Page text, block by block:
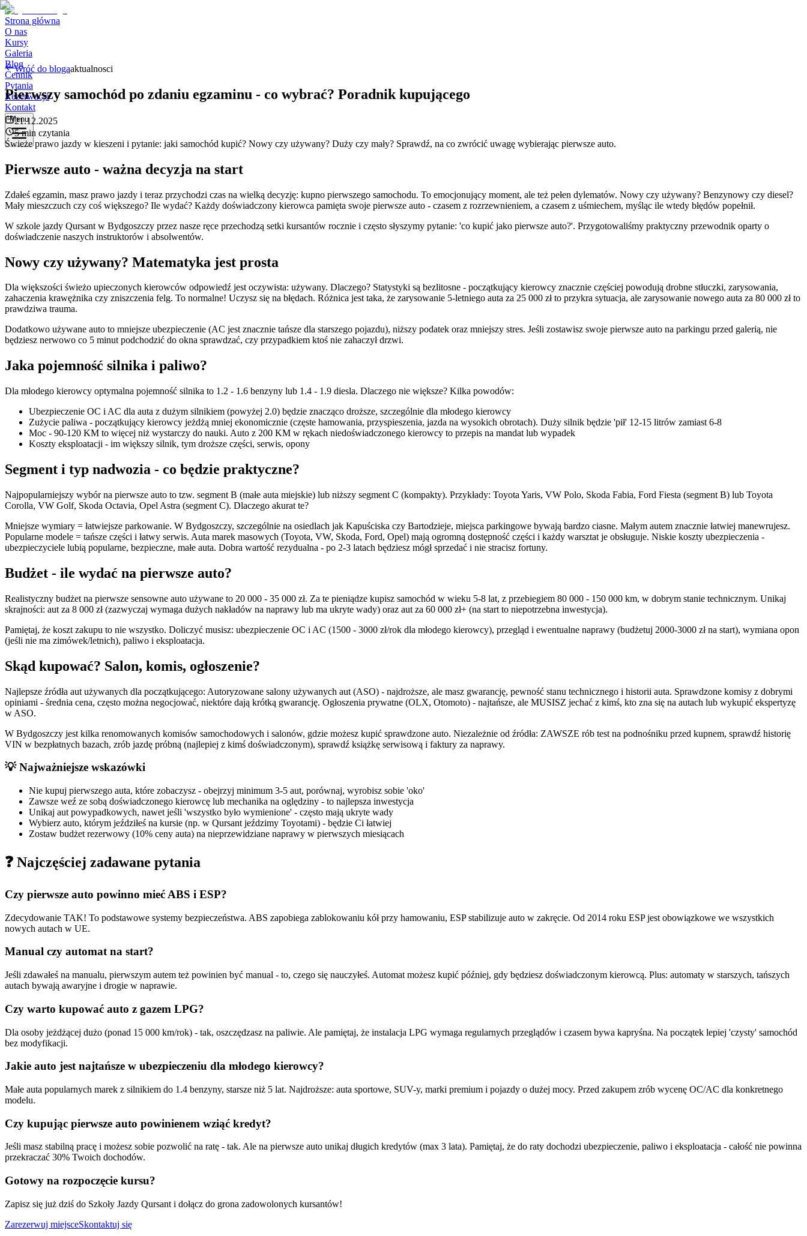
Strona główna
O nas
Kursy
Galeria
Blog
Cennik
Pytania
Rezerwacja
Kontakt
Menu
Wróć do blogaaktualnosci
Pierwszy samochód po zdaniu egzaminu - co wybrać? Poradnik kupującego
21.12.2025
5 min czytania
Świeże prawo jazdy w kieszeni i pytanie: jaki samochód kupić? Nowy czy używany? Duży czy mały? Sprawdź, na co zwrócić uwagę wybierając pierwsze auto.
Pierwsze auto - ważna decyzja na start
Zdałeś egzamin, masz prawo jazdy i teraz przychodzi czas na wielką decyzję: kupno pierwszego samochodu. To emocjonujący moment, ale też pełen dylematów. Nowy czy używany? Benzynowy czy diesel?
Mały mieszczuch czy coś większego? Ile wydać? Każdy doświadczony kierowca pamięta swoje pierwsze auto - czasem z rozrzewnieniem, a czasem z uśmiechem, myśląc ile wtedy błędów popełnił.
W szkole jazdy Qursant w Bydgoszczy przez nasze ręce przechodzą setki kursantów rocznie i często słyszymy pytanie: 'co kupić jako pierwsze auto?'. Przygotowaliśmy praktyczny przewodnik oparty o
doświadczenie naszych instruktorów i absolwentów.
Nowy czy używany? Matematyka jest prosta
Dla większości świeżo upieczonych kierowców odpowiedź jest oczywista: używany. Dlaczego? Statystyki są bezlitosne - początkujący kierowcy znacznie częściej powodują drobne stłuczki, zarysowania,
zahaczenia krawężnika czy zniszczenia felg. To normalne! Uczysz się na błędach. Różnica jest taka, że zarysowanie 5-letniego auta za 25 000 zł to przykra sytuacja, ale zarysowanie nowego auta za 80 000 zł to
prawdziwa trauma.
Dodatkowo używane auto to mniejsze ubezpieczenie (AC jest znacznie tańsze dla starszego pojazdu), niższy podatek oraz mniejszy stres. Jeśli zostawisz swoje pierwsze auto na parkingu przed galerią, nie
będziesz nerwowo co 5 minut podchodzić do okna sprawdzać, czy przypadkiem ktoś nie zahaczył drzwi.
Jaka pojemność silnika i paliwo?
Dla młodego kierowcy optymalna pojemność silnika to 1.2 - 1.6 benzyny lub 1.4 - 1.9 diesla. Dlaczego nie większe? Kilka powodów:
Ubezpieczenie OC i AC dla auta z dużym silnikiem (powyżej 2.0) będzie znacząco droższe, szczególnie dla młodego kierowcy
Zużycie paliwa - początkujący kierowcy jeżdżą mniej ekonomicznie (częste hamowania, przyspieszenia, jazda na wysokich obrotach). Duży silnik będzie 'pił' 12-15 litrów zamiast 6-8
Moc - 90-120 KM to więcej niż wystarczy do nauki. Auto z 200 KM w rękach niedoświadczonego kierowcy to przepis na mandat lub wypadek
Koszty eksploatacji - im większy silnik, tym droższe części, serwis, opony
Segment i typ nadwozia - co będzie praktyczne?
Najpopularniejszy wybór na pierwsze auto to tzw. segment B (małe auta miejskie) lub niższy segment C (kompakty). Przykłady: Toyota Yaris, VW Polo, Skoda Fabia, Ford Fiesta (segment B) lub Toyota
Corolla, VW Golf, Skoda Octavia, Opel Astra (segment C). Dlaczego akurat te?
Mniejsze wymiary = łatwiejsze parkowanie. W Bydgoszczy, szczególnie na osiedlach jak Kapuściska czy Bartodzieje, miejsca parkingowe bywają bardzo ciasne. Małym autem znacznie łatwiej manewrujesz.
Popularne modele = tańsze części i łatwy serwis. Auta marek masowych (Toyota, VW, Skoda, Ford, Opel) mają ogromną dostępność części i każdy warsztat je obsługuje. Niskie koszty ubezpieczenia -
ubezpieczyciele lubią popularne, bezpieczne, małe auta. Dobra wartość rezydualna - po 2-3 latach będziesz mógł sprzedać i nie stracisz fortuny.
Budżet - ile wydać na pierwsze auto?
Realistyczny budżet na pierwsze sensowne auto używane to 20 000 - 35 000 zł. Za te pieniądze kupisz samochód w wieku 5-8 lat, z przebiegiem 80 000 - 150 000 km, w dobrym stanie technicznym. Unikaj
skrajności: aut za 8 000 zł (zazwyczaj wymaga dużych nakładów na naprawy lub ma ukryte wady) oraz aut za 60 000 zł+ (na start to niepotrzebna inwestycja).
Pamiętaj, że koszt zakupu to nie wszystko. Doliczyć musisz: ubezpieczenie OC i AC (1500 - 3000 zł/rok dla młodego kierowcy), przegląd i ewentualne naprawy (budżetuj 2000-3000 zł na start), wymiana opon
(jeśli nie ma zimówek/letnich), paliwo i eksploatacja.
Skąd kupować? Salon, komis, ogłoszenie?
Najlepsze źródła aut używanych dla początkującego: Autoryzowane salony używanych aut (ASO) - najdroższe, ale masz gwarancję, pewność stanu technicznego i historii auta. Sprawdzone komisy z dobrymi
opiniami - średnia cena, często można negocjować, niektóre dają krótką gwarancję. Ogłoszenia prywatne (OLX, Otomoto) - najtańsze, ale MUSISZ jechać z kimś, kto zna się na autach lub wykupić ekspertyzę
w ASO.
W Bydgoszczy jest kilka renomowanych komisów samochodowych i salonów, gdzie możesz kupić sprawdzone auto. Niezależnie od źródła: ZAWSZE rób test na podnośniku przed kupnem, sprawdź historię
VIN w bezpłatnych bazach, zrób jazdę próbną (najlepiej z kimś doświadczonym), sprawdź książkę serwisową i faktury za naprawy.
💡 Najważniejsze wskazówki
Nie kupuj pierwszego auta, które zobaczysz - obejrzyj minimum 3-5 aut, porównaj, wyrobisz sobie 'oko'
Zawsze weź ze sobą doświadczonego kierowcę lub mechanika na oględziny - to najlepsza inwestycja
Unikaj aut powypadkowych, nawet jeśli 'wszystko było wymienione' - często mają ukryte wady
Wybierz auto, którym jeździłeś na kursie (np. w Qursant jeździmy Toyotami) - będzie Ci łatwiej
Zostaw budżet rezerwowy (10% ceny auta) na nieprzewidziane naprawy w pierwszych miesiącach
❓ Najczęściej zadawane pytania
Czy pierwsze auto powinno mieć ABS i ESP?
Zdecydowanie TAK! To podstawowe systemy bezpieczeństwa. ABS zapobiega zablokowaniu kół przy hamowaniu, ESP stabilizuje auto w zakręcie. Od 2014 roku ESP jest obowiązkowe we wszystkich
nowych autach w UE.
Manual czy automat na start?
Jeśli zdawałeś na manualu, pierwszym autem też powinien być manual - to, czego się nauczyłeś. Automat możesz kupić później, gdy będziesz doświadczonym kierowcą. Plus: automaty w starszych, tańszych
autach bywają awaryjne i drogie w naprawie.
Czy warto kupować auto z gazem LPG?
Dla osoby jeżdżącej dużo (ponad 15 000 km/rok) - tak, oszczędzasz na paliwie. Ale pamiętaj, że instalacja LPG wymaga regularnych przeglądów i czasem bywa kapryśna. Na początek lepiej 'czysty' samochód
bez modyfikacji.
Jakie auto jest najtańsze w ubezpieczeniu dla młodego kierowcy?
Małe auta popularnych marek z silnikiem do 1.4 benzyny, starsze niż 5 lat. Najdroższe: auta sportowe, SUV-y, marki premium i pojazdy o dużej mocy. Przed zakupem zrób wycenę OC/AC dla konkretnego
modelu.
Czy kupując pierwsze auto powinienem wziąć kredyt?
Jeśli masz stabilną pracę i możesz sobie pozwolić na ratę - tak. Ale na pierwsze auto unikaj długich kredytów (max 3 lata). Pamiętaj, że do raty dochodzi ubezpieczenie, paliwo i eksploatacja - całość nie powinna
przekraczać 30% Twoich dochodów.
Gotowy na rozpoczęcie kursu?
Zapisz się już dziś do Szkoły Jazdy Qursant i dołącz do grona zadowolonych kursantów!
Zarezerwuj miejsceSkontaktuj się